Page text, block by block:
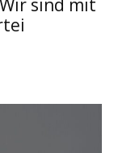
sind mit